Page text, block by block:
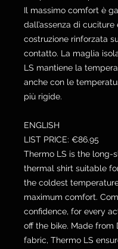
Il massimo comfort è
dall’assenza di cuciture
costruzione rinforzata
contatto. La maglia
LS mantiene la
anche con le
più rigide.
ENGLISH
LIST PRICE: €86.95
Thermo LS is the long-
thermal shirt suitable
the coldest
maximum comfort.
confidence, for every
off the bike. Made from
fabric, Thermo LS